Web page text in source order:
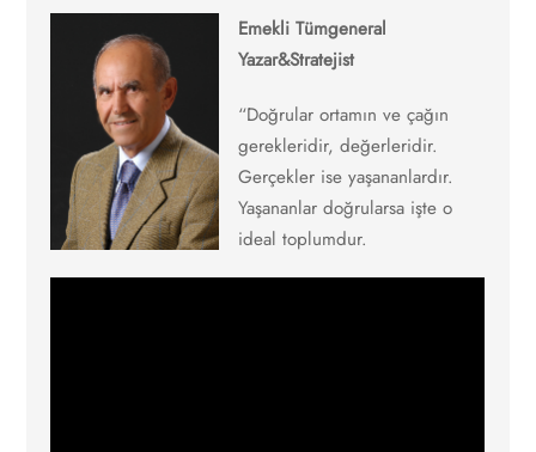
Emekli Tümgeneral
Yazar&Stratejist
“Doğrular ortamın ve çağın
gerekleridir, değerleridir.
Gerçekler ise yaşananlardır.
Yaşananlar doğrularsa işte o
ideal toplumdur.